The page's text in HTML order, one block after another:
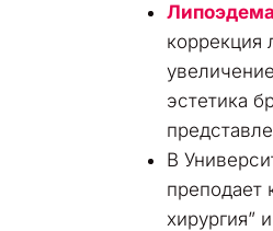
Липоэдема
коррекция
эстетика
В
преподает
хирургия”